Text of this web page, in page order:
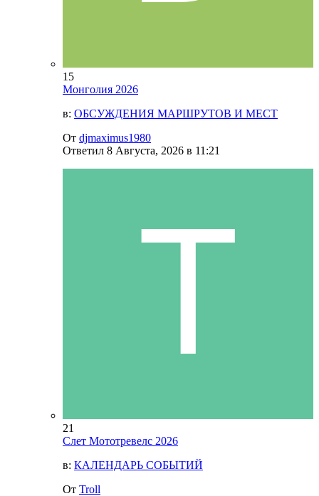
15
Монголия 2026
в: ОБСУЖДЕНИЯ МАРШРУТОВ И МЕСТ
От djmaximus1980
Ответил 8 Августа, 2026 в 11:21
21
Слет Мототревелс 2026
в: КАЛЕНДАРЬ СОБЫТИЙ
От Troll